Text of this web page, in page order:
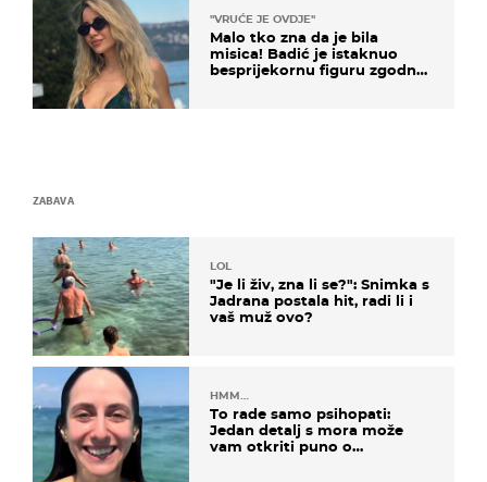
"VRUĆE JE OVDJE"
Malo tko zna da je bila
misica! Badić je istaknuo
besprijekornu figuru zgodne
ZABAVA
LOL
"Je li živ, zna li se?": Snimka s
Jadrana postala hit, radi li i
vaš muž ovo?
HMM…
To rade samo psihopati:
Jedan detalj s mora može
vam otkriti puno o